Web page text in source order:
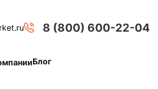
8 (800) 600-22-04
Блог